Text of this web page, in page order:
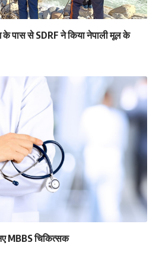
के पास से SDRF ने किया नेपाली मूल के
MBBS चिकित्सक